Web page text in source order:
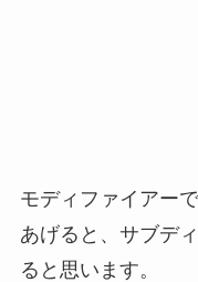
モディファイアー
あげると、サブデ
ると思います。